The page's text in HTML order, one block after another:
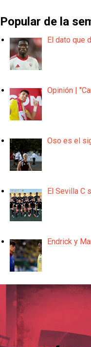
Popular de la
El dato que
Opinión |
Oso es el
El Sevilla C
Endrick y